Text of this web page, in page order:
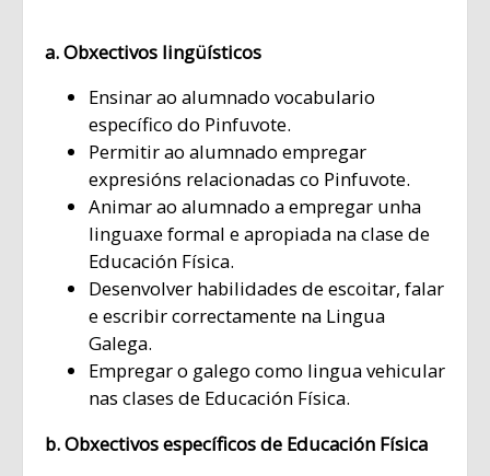
a. Obxectivos lingüísticos
Ensinar ao alumnado vocabulario
específico do Pinfuvote.
Permitir ao alumnado empregar
expresións relacionadas co Pinfuvote.
Animar ao alumnado a empregar unha
linguaxe formal e apropiada na clase de
Educación Física.
Desenvolver habilidades de escoitar, falar
e escribir correctamente na Lingua
Galega.
Empregar o galego como lingua vehicular
nas clases de Educación Física.
b. Obxectivos específicos de Educación Física